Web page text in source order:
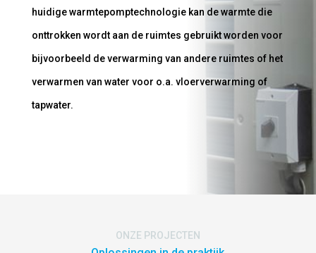
huidige warmtepomptechnologie kan de warmte die
onttrokken wordt aan de ruimtes gebruikt worden voor
bijvoorbeeld de verwarming van andere ruimtes of het
verwarmen van water voor o.a. vloerverwarming of
tapwater.
ONZE PROJECTEN